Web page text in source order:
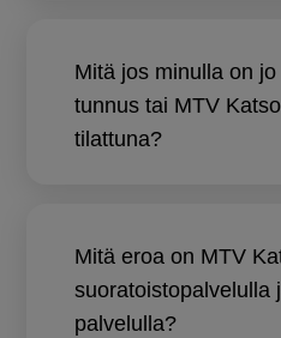
Mitä jos minulla on
tunnus tai MTV
tilattuna?
Mitä eroa on MTV
suoratoistopalvelulla
palvelulla?